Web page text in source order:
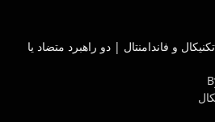
و فاندامنتال | دو راهبرد متضاد یا